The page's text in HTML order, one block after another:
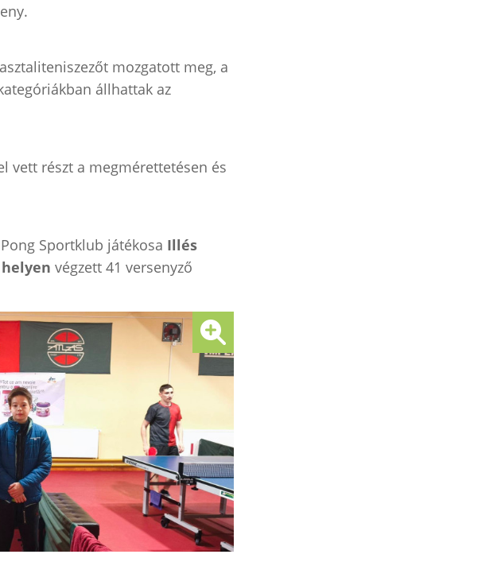
mozgatott meg, a
állhattak az
vett részt a megmérettetésen és
Sportklub játékosa Illés
végzett 41 versenyző